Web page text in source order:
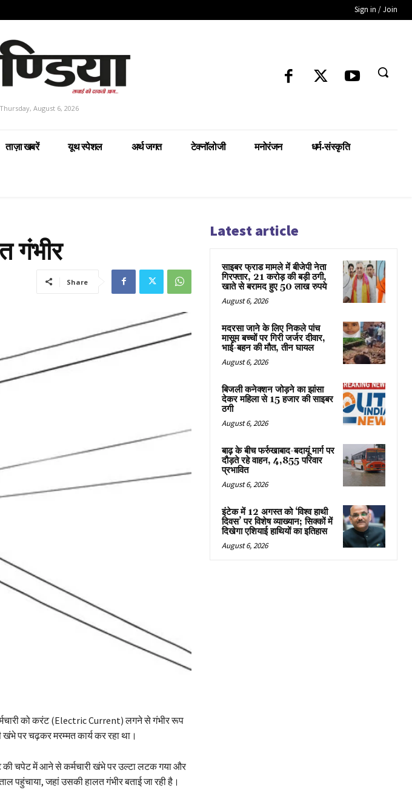
Sign in / Join
Thursday, August 6, 2026
ताज़ा खबरें यूथ स्पेशल अर्थ जगत टेक्नॉलोजी मनोरंजन धर्म-संस्कृति
गंभीर
Share
को करंट (Electric Current) लगने से गंभीर रूप
पर चढ़कर मरम्मत कार्य कर रहा था।
की चपेट में आने से कर्मचारी खंभे पर उल्टा लटक गया और
पहुंचाया, जहां उसकी हालत गंभीर बताई जा रही है।
Latest article
साइबर फ्राड मामले में बीजेपी नेता
गिरफ्तार, 21 करोड़ की बड़ी ठगी,
खाते से बरामद हुए 50 लाख रुपये
August 6, 2026
मदरसा जाने के लिए निकले पांच
मासूम बच्चों पर गिरी जर्जर दीवार,
भाई-बहन की मौत, तीन घायल
August 6, 2026
बिजली कनेक्शन जोड़ने का झांसा
देकर महिला से 15 हजार की साइबर
ठगी
August 6, 2026
बाढ़ के बीच फर्रुखाबाद-बदायूं मार्ग पर
दौड़ते रहे वाहन, 4,855 परिवार
प्रभावित
August 6, 2026
इंटेक में 12 अगस्त को ‘विश्व हाथी
दिवस’ पर विशेष व्याख्यान; सिक्कों में
दिखेगा एशियाई हाथियों का इतिहास
August 6, 2026